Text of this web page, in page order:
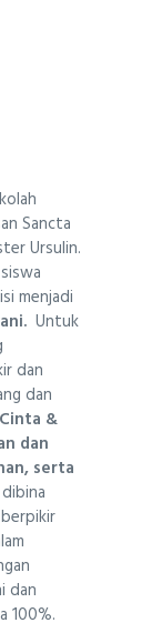
Sancta
Ursulin.
menjadi
Untuk
dan
dan
Cinta &
dan
serta
dan
100%.